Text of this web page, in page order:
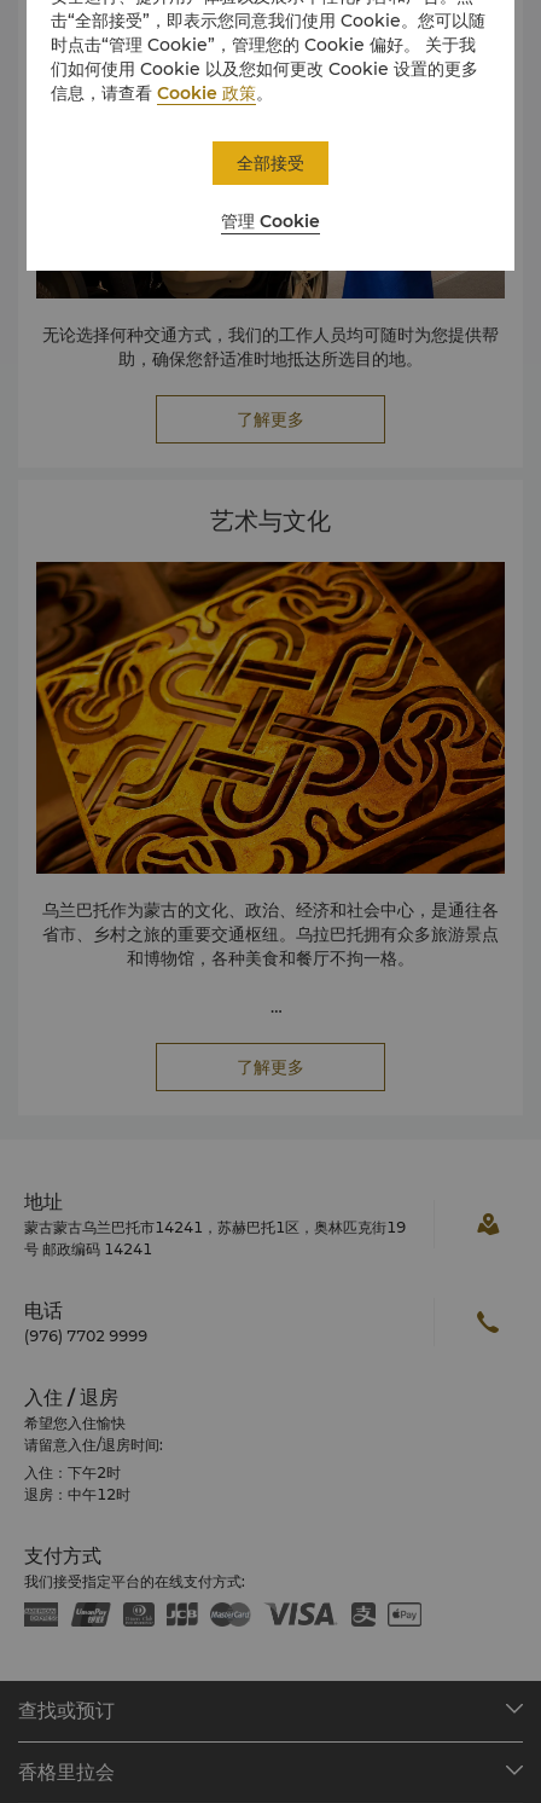
园。
无论选择何种交通方式，我们的工作人员均可随时为您提供帮
助，确保您舒适准时地抵达所选目的地。
了解更多
艺术与文化
乌兰巴托作为蒙古的文化、政治、经济和社会中心，是通往各
省市、乡村之旅的重要交通枢纽。乌拉巴托拥有众多旅游景点
和博物馆，各种美食和餐厅不拘一格。
乔金喇嘛庙是蒙古首都乌兰巴托的一所佛教寺庙。整座寺庙由
四个小寺庙组成，曾被乔金喇嘛里夫桑汗达夫（Choijin Lama
这座大型露天广场位于市中心，以1921年蒙古革命领袖苏赫
巴托尔（Damdin Sukhbaatar）命名并在广场上树立其雕
客。展览展览涵盖史前史、蒙古帝国前史、蒙古帝国、清朝对
蒙古的统治、民族志和传统生活以及20世纪历史。
博格达汗冬宫
了解更多
地址
蒙古蒙古乌兰巴托市14241，苏赫巴托1区，奥林匹克街19
号 邮政编码 14241
电话
(976) 7702 9999
入住 / 退房
希望您入住愉快
请留意入住/退房时间:
入住：下午2时
退房：中午12时
支付方式
我们接受指定平台的在线支付方式:
查找或预订
查找预订
香格里拉会
击“全部接受”，即表示您同意我们使用 Cookie。您可以随
时点击“管理 Cookie”，管理您的 Cookie 偏好。 关于我
们如何使用 Cookie 以及您如何更改 Cookie 设置的更多
信息，请查看Cookie 政策。
管理 Cookie
全部接受